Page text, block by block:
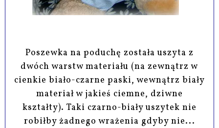
Poszewka na poduchę została uszyta z
dwóch warstw materiału (na zewnątrz w
cienkie biało-czarne paski, wewnątrz biały
materiał w jakieś ciemne, dziwne
kształty). Taki czarno-biały uszytek nie
robiłby żadnego wrażenia gdyby nie...